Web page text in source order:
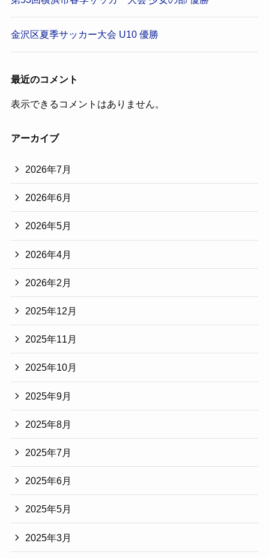
金沢区夏季サッカー大会 U10 優勝
最近のコメント
表示できるコメントはありません。
アーカイブ
2026年7月
2026年6月
2026年5月
2026年4月
2026年2月
2025年12月
2025年11月
2025年10月
2025年9月
2025年8月
2025年7月
2025年6月
2025年5月
2025年3月